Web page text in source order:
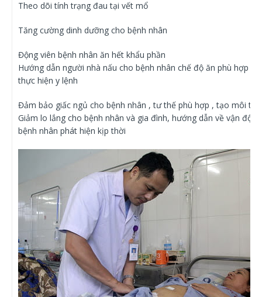
Theo dõi tính trạng đau tại vết mổ
Tăng cường dinh dưỡng cho bệnh nhân
Động viên bệnh nhân ăn hết khẩu phần
Hướng dẫn người nhà nấu cho bệnh nhân chế độ ăn phù hợp
thực hiện y lệnh
Đảm bảo giấc ngủ cho bệnh nhân , tư thế phù hợp , tạo môi
Giảm lo lắng cho bệnh nhân và gia đình, hướng dẫn về vận
bệnh nhân phát hiện kịp thời